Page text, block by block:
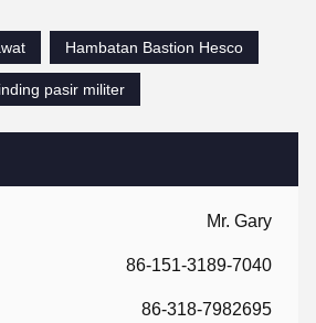
Mr. Gary
86-151-3189-7040
86-318-7982695
Hambatan Bastion Hesco
pasir militer